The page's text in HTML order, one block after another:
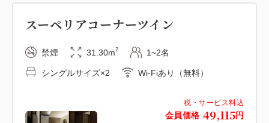
税・サービス料込
会員価格 49,115円
スーペリアコーナーツイン
禁煙 31.30m2 1~2名
シングルサイズ×2 Wi-Fiあり（無料）